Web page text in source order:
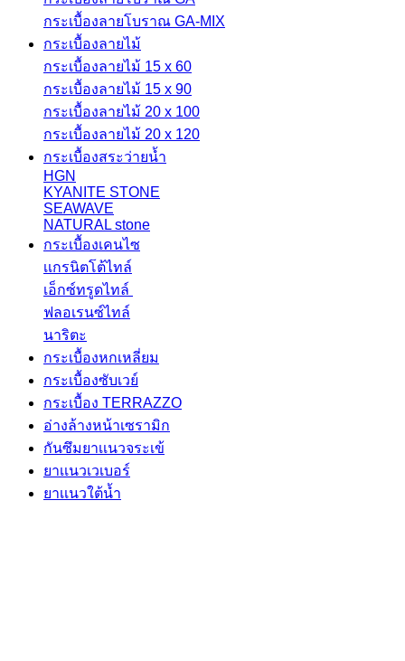
กระเบื้องลายโบราณ GA-MIX
กระเบื้องลายไม้
กระเบื้องลายไม้ 15 x 60
กระเบื้องลายไม้ 15 x 90
กระเบื้องลายไม้ 20 x 100
กระเบื้องลายไม้ 20 x 120
กระเบื้องสระว่ายน้ำ
HGN
KYANITE STONE
SEAWAVE
NATURAL stone
กระเบื้องเคนไซ
เเกรนิตโต้ไทล์
เอ็กซ์ทรูดไทล์
ฟลอเรนซ์ไทล์
นาริตะ
กระเบื้องหกเหลี่ยม
กระเบื้องซับเวย์
กระเบื้อง TERRAZZO
อ่างล้างหน้าเซรามิก
กันซึมยาเเนวจระเข้
ยาเเนวเวเบอร์
ยาเเนวใต้นํ้า